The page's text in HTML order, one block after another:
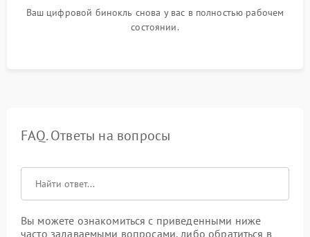
Ваш цифровой бинокль снова у вас в полностью рабочем
состоянии.
FAQ. Ответы на вопросы
Вы можете ознакомиться с приведенными ниже
часто задаваемыми вопросами, либо обратиться в